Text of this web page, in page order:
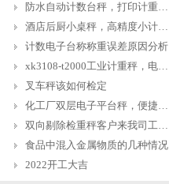
防水自动计数台秤，打印计重台磅
酒店后厨小桌秤，高精度小计量桌秤
计数电子台称称重误差原因分析
xk3108-t2000工业计重秤，电子台秤报价
叉车秤该如何检定
化工厂双层电子平台秤，便捷坚固双层电子磅
双向剔除检重秤客户来我司工厂检验精度
食品中混入金属物质的几种情况
2022开工大吉